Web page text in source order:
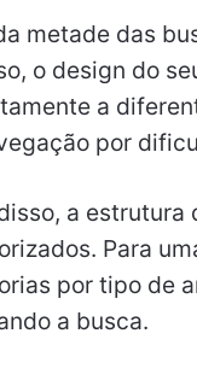
metade das
o design do
a
por
a estrutura
Para
por tipo de
a busca.